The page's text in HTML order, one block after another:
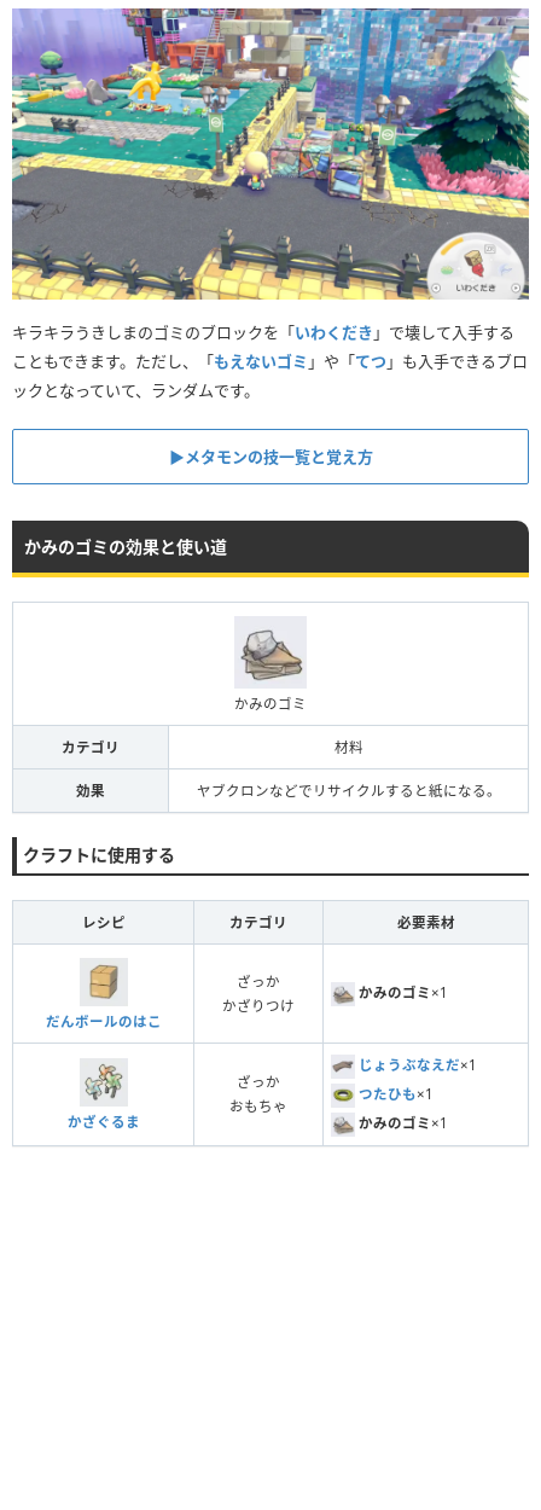
キラキラうきしまのゴミのブロックを「いわくだき 」で壊して入手する
こともできます。ただし、「もえないゴミ 」や「てつ 」も入手できるブロ
ックとなっていて、ランダムです。
▶︎メタモンの技一覧と覚え方
かみのゴミの効果と使い道
かみのゴミ
カテゴリ 材料
効果 ヤブクロンなどでリサイクルすると紙になる。
クラフトに使用する
レシピ カテゴリ 必要素材
だんボールのはこ
ざっか
かざりつけ
かみのゴミ ×1
かざぐるま
ざっか
おもちゃ
じょうぶなえだ×1
つたひも×1
かみのゴミ ×1